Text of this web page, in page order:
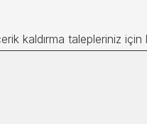
kaldırma talepleriniz